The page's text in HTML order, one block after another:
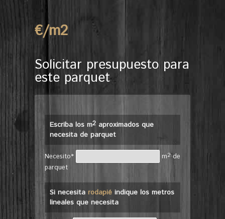
€/m2
Solicitar presupuesto para
este parquet
Escriba los m2 aproximados que
necesita de parquet
Necesito* m2de
parquet
Si necesita rodapié indique los metros
lineales que necesita